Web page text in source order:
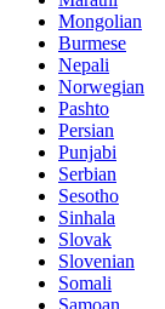
Mongolian
Burmese
Nepali
Norwegian
Pashto
Persian
Punjabi
Serbian
Sesotho
Sinhala
Slovak
Slovenian
Somali
Samoan